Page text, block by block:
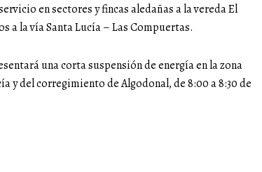
en sectores y fincas aledañas a la vereda El
a la vía Santa Lucía – Las Compuertas.
una corta suspensión de energía en la zona
y del corregimiento de Algodonal, de 8:00 a 8:30 de